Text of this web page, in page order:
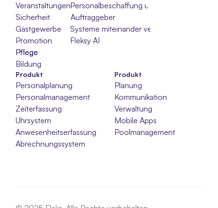
Personalbeschaffung und -auswahl
Auftraggeber
Systeme miteinander verbinden
Fleksy AI
Veranstaltungen
Sicherheit
Gastgewerbe
Promotion
Pflege
Pflege
Pflege
Bildung
Produkt
Personalplanung
Personalmanagement
Zeiterfassung
Uhrsystem
Anwesenheitserfassung
Abrechnungssystem
Planung
Kommunikation
Verwaltung
Mobile Apps
Poolmanagement
Produkt